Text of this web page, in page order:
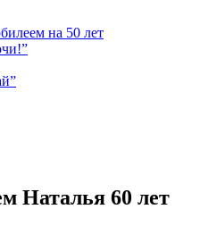
на 50 лет
Наталья 60 лет